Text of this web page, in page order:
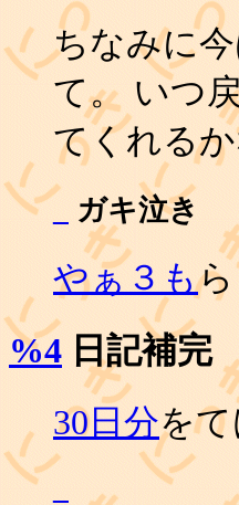
ちなみに
て。 いつ
てくれる
ガキ泣き
やぁ３も
%4 日記補完
30日分を